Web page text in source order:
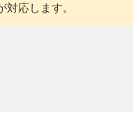
応します。